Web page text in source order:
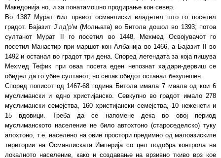
Македонија но, и за понатамошно продирање кон север.
Во 1387 Мурат бил првиот османлиски владетел што го посетил
градот. Бајазит Ј’лд’р’м (Молњата) во Битола дошол во 1393; потоа
султанот Мурат II го посетил во 1448. Мехмед Освојувачот го
посетил Манастир при маршот кон Албанија во 1466, а Бајазит II во
1492 и останал во градот три дена. Според легендата за која пишува
Мехмед Тефик при оваа посета еден непознат хајдари-дервиш се
обидел да го убие султанот, но сепак обидот останал безупешен.
Според пописот од 1467-68 година Битола имала 7 маала од кои 6
муслимански и едно христијанско. Севкупно во градот имало 278
муслимански семејства, 160 христијански семејства, 10 неженети и
15 вдовици. Треба да се напомене дека во овој период
муслиманското население не било автохтоно (староседелско) туку
алохтоно, т.е. населено на овие простори предимно од малоазиските
територии на Османлиската Империја со цел подобра контрола на
локалното население, како и создавање на врзивно ткиво врз кое